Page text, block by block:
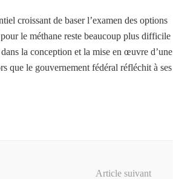
croissant de baser l’examen des options
le méthane reste beaucoup plus difficile
la conception et la mise en œuvre d’une
que le gouvernement fédéral réfléchit à ses
Article suivant